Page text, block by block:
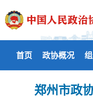
首页 政协概况
郑州市政